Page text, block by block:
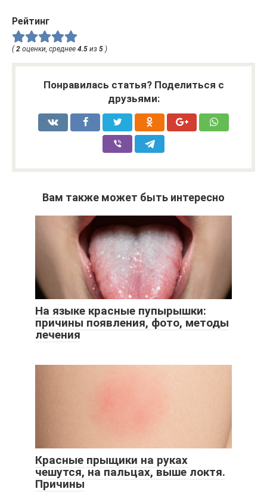
Рейтинг
( 2 оценки, среднее 4.5 из 5 )
Понравилась статья? Поделиться с
друзьями:
Вам также может быть интересно
На языке красные пупырышки:
причины появления, фото, методы
лечения
Красные прыщики на руках
чешутся, на пальцах, выше локтя.
Причины